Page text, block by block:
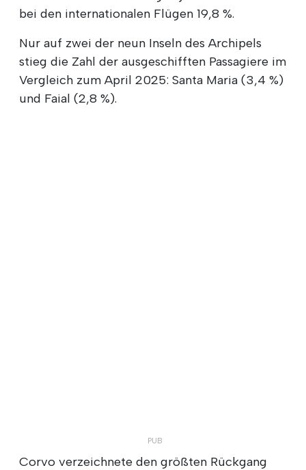
bei den internationalen Flügen 19,8 %.
Nur auf zwei der neun Inseln des Archipels
stieg die Zahl der ausgeschifften Passagiere im
Vergleich zum April 2025: Santa Maria (3,4 %)
und Faial (2,8 %).
Corvo verzeichnete den größten Rückgang